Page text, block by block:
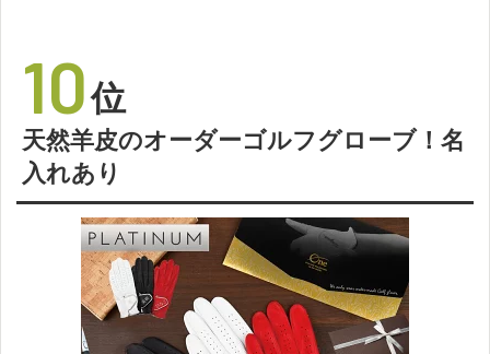
10位
天然羊皮のオーダーゴルフグローブ！名
入れあり